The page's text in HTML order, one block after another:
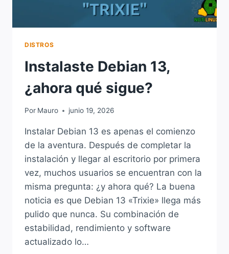
DISTROS
Instalaste Debian 13,
¿ahora qué sigue?
Por Mauro junio 19, 2026
Instalar Debian 13 es apenas el comienzo
de la aventura. Después de completar la
instalación y llegar al escritorio por primera
vez, muchos usuarios se encuentran con la
misma pregunta: ¿y ahora qué? La buena
noticia es que Debian 13 «Trixie» llega más
pulido que nunca. Su combinación de
estabilidad, rendimiento y software
actualizado lo…